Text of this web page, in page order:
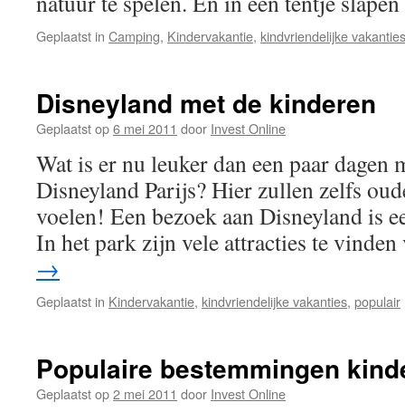
Geplaatst in Camping, Kindervakantie, kindvriendelijke vakanties
Disneyland met de kinderen
Geplaatst op6 mei 2011 door Invest Online
Wat is er nu leuker dan een paar dagen
Disneyland Parijs? Hier zullen zelfs
voelen! Een bezoek aan Disneyland is
In het park zijn vele attracties te
→
Geplaatst in Kindervakantie, kindvriendelijke vakanties, populair
Populaire bestemmingen
Geplaatst op2 mei 2011 door Invest Online